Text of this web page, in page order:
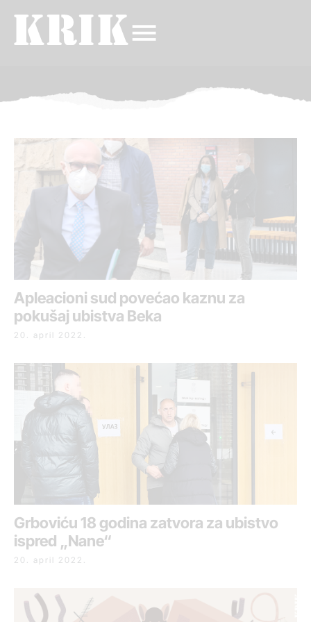
Apleacioni sud povećao kaznu za
pokušaj ubistva Beka
20. april 2022.
Grboviću 18 godina zatvora za ubistvo
ispred „Nane“
20. april 2022.